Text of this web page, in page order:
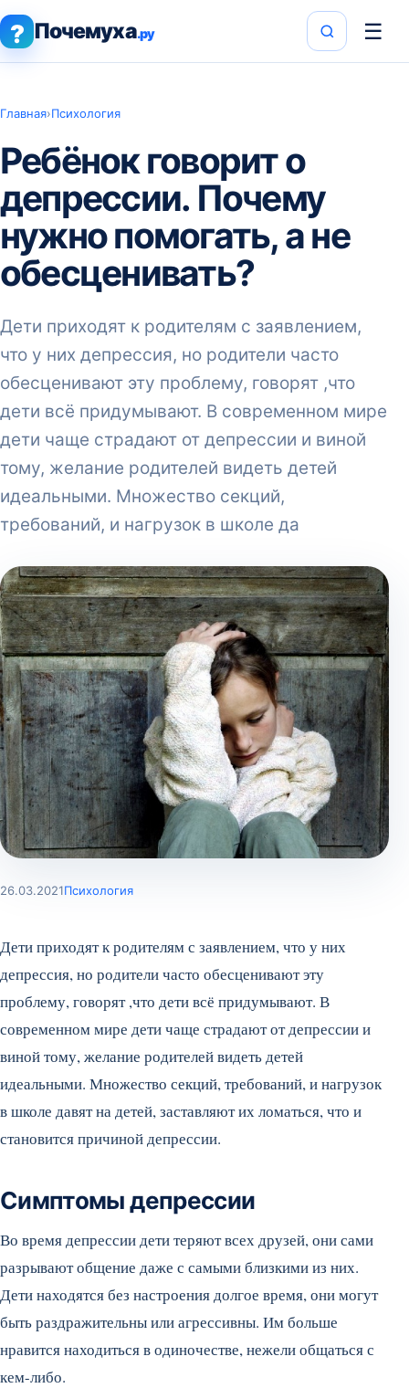
? Почемуха.ру ☰
Главная›Психология
Ребёнок говорит о
депрессии. Почему
нужно помогать, а не
обесценивать?
Дети приходят к родителям с заявлением,
что у них депрессия, но родители часто
обесценивают эту проблему, говорят ,что
дети всё придумывают. В современном мире
дети чаще страдают от депрессии и виной
тому, желание родителей видеть детей
идеальными. Множество секций,
требований, и нагрузок в школе да
26.03.2021Психология
Дети приходят к родителям с заявлением, что у них
депрессия, но родители часто обесценивают эту
проблему, говорят ,что дети всё придумывают. В
современном мире дети чаще страдают от депрессии и
виной тому, желание родителей видеть детей
идеальными. Множество секций, требований, и нагрузок
в школе давят на детей, заставляют их ломаться, что и
становится причиной депрессии.
Симптомы депрессии
Во время депрессии дети теряют всех друзей, они сами
разрывают общение даже с самыми близкими из них.
Дети находятся без настроения долгое время, они могут
быть раздражительны или агрессивны. Им больше
нравится находиться в одиночестве, нежели общаться с
кем-либо.